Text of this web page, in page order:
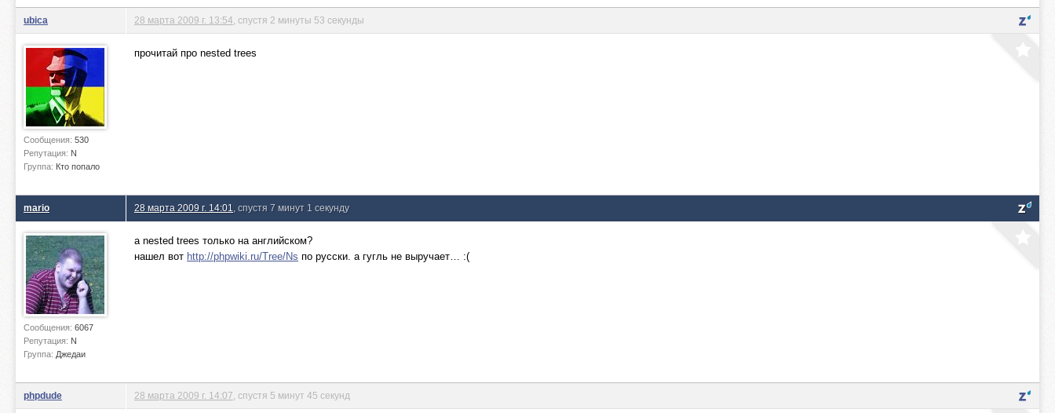
ubica
Сообщения: 530
Репутация: N
Группа: Кто попало
28 марта 2009 г. 13:54 , спустя 2 минуты 53 секунды
прочитай про nested trees
mario
Сообщения: 6067
Репутация: N
Группа: Джедаи
28 марта 2009 г. 14:01 , спустя 7 минут 1 секунду
а nested trees только на английском?
нашел вот http://phpwiki.ru/Tree/Ns по русски. а гугль не выручает… :(
phpdude 28 марта 2009 г. 14:07 , спустя 5 минут 45 секунд